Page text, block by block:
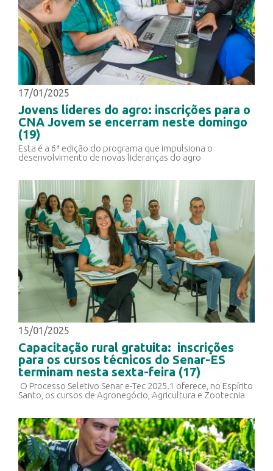
17/01/2025
Jovens líderes do agro: inscrições para o
CNA Jovem se encerram neste domingo
(19)
Esta é a 6ª edição do programa que impulsiona o
desenvolvimento de novas lideranças do agro
15/01/2025
Capacitação rural gratuita: inscrições
para os cursos técnicos do Senar-ES
terminam nesta sexta-feira (17)
O Processo Seletivo Senar e-Tec 2025.1 oferece, no Espírito
Santo, os cursos de Agronegócio, Agricultura e Zootecnia